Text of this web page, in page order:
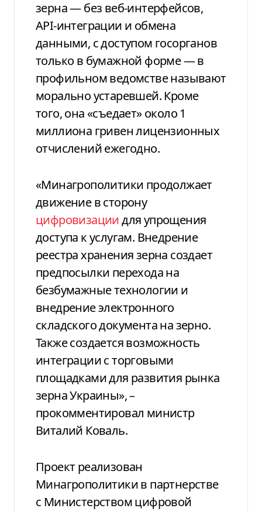
зерна — без веб-интерфейсов,
АPI-интеграции и обмена
данными, с доступом госорганов
только в бумажной форме — в
профильном ведомстве называют
морально устаревшей. Кроме
того, она «съедает» около 1
миллиона гривен лицензионных
отчислений ежегодно.
«Минагрополитики продолжает
движение в сторону
цифровизациидля упрощения
доступа к услугам. Внедрение
реестра хранения зерна создает
предпосылки перехода на
безбумажные технологии и
внедрение электронного
складского документа на зерно.
Также создается возможность
интеграции с торговыми
площадками для развития рынка
зерна Украины», –
прокомментировал министр
Виталий Коваль.
Проект реализован
Минагрополитики в партнерстве
с Министерством цифровой